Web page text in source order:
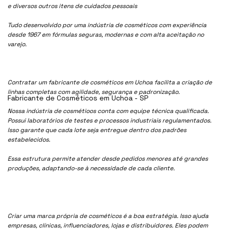
e diversos outros itens de cuidados pessoais
Tudo desenvolvido por uma indústria de cosméticos com experiência
desde 1967 em fórmulas seguras, modernas e com alta aceitação no
varejo.
Contratar um fabricante de cosméticos em Uchoa facilita a criação de
linhas completas com agilidade, segurança e padronização.
Nossa indústria de cosmétioos conta com equipe técnica qualificada.
Possui laboratórios de testes e processos industriais regulamentados.
Isso garante que cada lote seja entregue dentro dos padrões
estabelecidos.
Essa estrutura permite atender desde pedidos menores até grandes
produções, adaptando-se à necessidade de cada cliente.
Criar uma marca própria de cosméticos é a boa estratégia. Isso ajuda
empresas, clínicas, influenciadores, lojas e distribuidores. Eles podem
Fabricante de Cosméticos em Uchoa - SP